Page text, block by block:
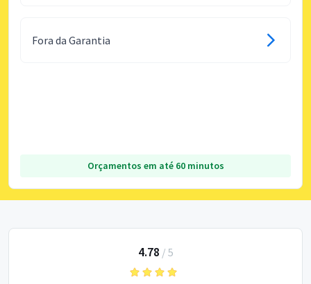
Fora da Garantia
Orçamentos em até 60 minutos
4.78 / 5